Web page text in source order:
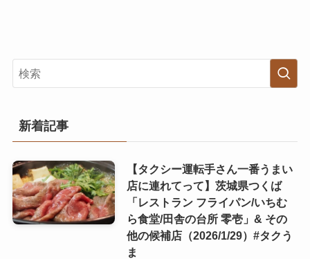
新着記事
【タクシー運転手さん一番うまい
店に連れてって】茨城県つくば
「レストラン フライパン/いちむ
ら食堂/田舎の台所 零壱」& その
他の候補店（2026/1/29）#タクう
ま